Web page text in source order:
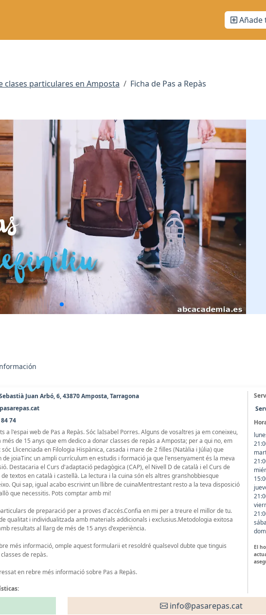
Añade
clases particulares en Amposta Ficha de Pas a Repàs
Juan Arbó, 6, 43870 Amposta, Tarragona
74
a l'espai web de Pas a Repàs. Sóc laIsabel Porres. Alguns de vosaltres ja em coneixeu,
més de 15 anys que em dedico a donar classes de repàs a Amposta; per a qui no, em
Llicenciada en Filologia Hispànica, casada i mare de 2 filles (Natàlia i Júlia) que
de joiaTinc un ampli currículum en estudis i formació ja que l'ensenyament és la meva
Destacaria el Curs d'adaptació pedagògica (CAP), el Nivell D de català i el Curs de
textos en català i castellà. La lectura i la cuina són els altres granshobbiesque
Qui sap, igual acabo escrivint un llibre de cuinaMentrestant resto a la teva disposició
que necessitis. Pots comptar amb mi!
de preparació per a proves d'accés.Confia en mi per a treure el millor de tu.
qualitat i individualitzada amb materials addicionals i exclusius.Metodologia exitosa
resultats al llarg de més de 15 anys d'experiència.
més informació, omple aquest formularii et resoldré qualsevol dubte que tinguis
de repàs.
en rebre més informació sobre Pas a Repàs.
El
info@pasarepas.cat